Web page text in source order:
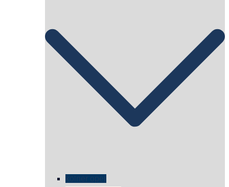
kölner oper